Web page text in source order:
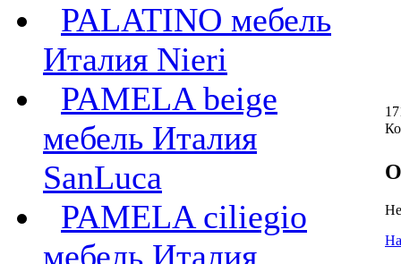
PALATINO мебель
Италия Nieri
PAMELA beige
мебель Италия
SanLuca
PAMELA ciliegio
мебель Италия